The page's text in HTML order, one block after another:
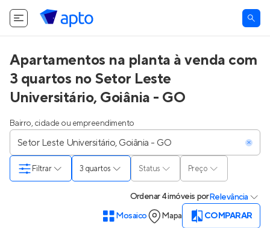
Apartamentos na planta à venda com
3 quartos no Setor Leste
Universitário, Goiânia - GO
Bairro, cidade ou empreendimento
3 quartos Status Preço
Filtrar
Ordenar4 imóveis porRelevância
Mosaico
Mapa COMPARAR